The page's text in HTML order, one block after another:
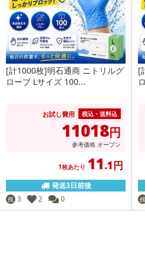
[計1000枚]明石通商 ニトリルグ
ローブ Lサイズ 100...
お試し費用 税込・送料込
11018円
参考価格 オープン
1枚あたり 11.1円
発送3日前後
残 3 2 0
[
残